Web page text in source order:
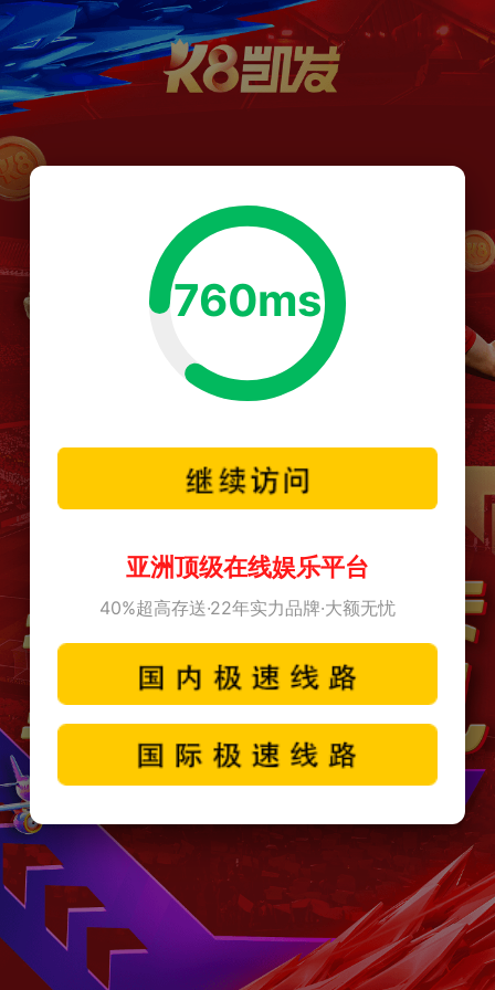
760ms
亚洲顶级在线娱乐平台
40%超高存送·22年实力品牌·大额无忧